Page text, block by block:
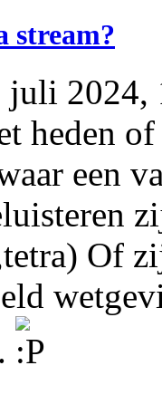
stream?
juli 2024,
heden
een
Of